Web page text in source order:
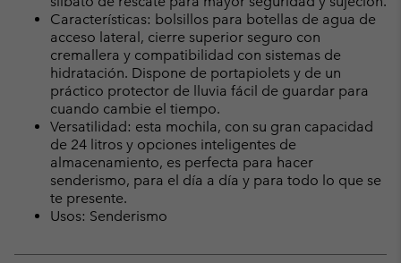
Características: bolsillos para botellas de agua de
acceso lateral, cierre superior seguro con
cremallera y compatibilidad con sistemas de
hidratación. Dispone de portapiolets y de un
práctico protector de lluvia fácil de guardar para
cuando cambie el tiempo.
Versatilidad: esta mochila, con su gran capacidad
de 24 litros y opciones inteligentes de
almacenamiento, es perfecta para hacer
senderismo, para el día a día y para todo lo que se
te presente.
Usos: Senderismo